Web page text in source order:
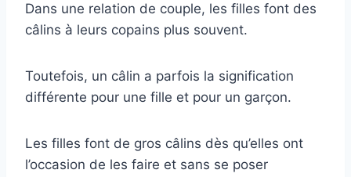
Dans une relation de couple, les filles font des
câlins à leurs copains plus souvent.
Toutefois, un câlin a parfois la signification
différente pour une fille et pour un garçon.
Les filles font de gros câlins dès qu’elles ont
l’occasion de les faire et sans se poser